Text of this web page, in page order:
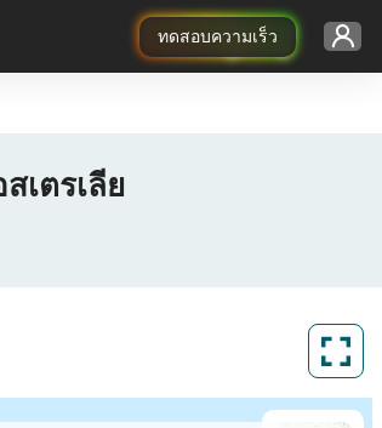
ทดสอบความเร็ว
เตรเลีย